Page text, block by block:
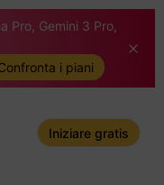
Pro, Gemini 3 Pro,
i piani
Iniziare gratis